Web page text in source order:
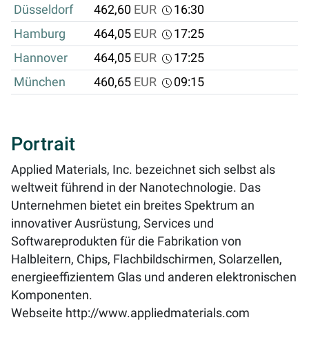
Düsseldorf
462,60 EUR
16:30
Hamburg
464,05 EUR
17:25
Hannover
464,05 EUR
17:25
München
460,65 EUR 09:15
Portrait
Applied Materials, Inc. bezeichnet sich selbst als
weltweit führend in der Nanotechnologie. Das
Unternehmen bietet ein breites Spektrum an
innovativer Ausrüstung, Services und
Softwareprodukten für die Fabrikation von
Halbleitern, Chips, Flachbildschirmen, Solarzellen,
energieeffizientem Glas und anderen elektronischen
Komponenten.
Webseite http://www.appliedmaterials.com